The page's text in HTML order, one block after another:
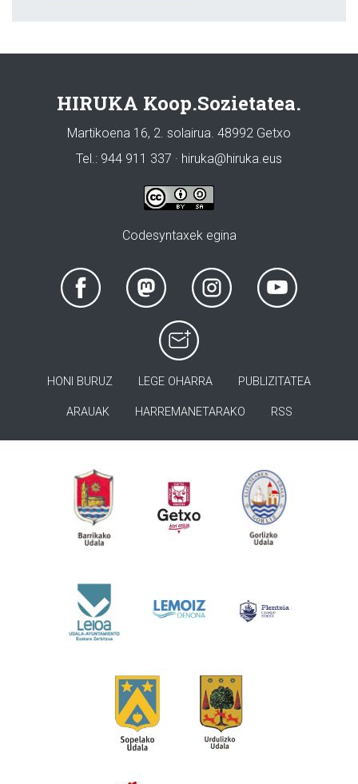
HIRUKA Koop.Sozietatea.
Martikoena 16, 2. solairua. 48992 Getxo
Tel.: 944 911 337 · hiruka@hiruka.eus
Codesyntaxek egina
HONI BURUZ LEGE OHARRA PUBLIZITATEA
ARAUAK HARREMANETARAKO RSS